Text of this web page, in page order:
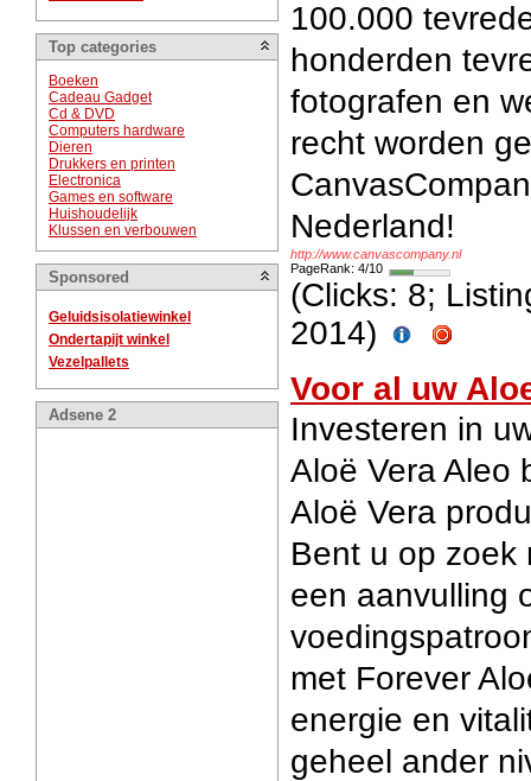
Top categories
Boeken
Cadeau Gadget
Cd & DVD
Computers hardware
Dieren
Drukkers en printen
Electronica
Games en software
Huishoudelijk
Klussen en verbouwen
Sponsored
Geluidsisolatiewinkel
Ondertapijt winkel
Vezelpallets
Adsene 2
100.000
honderden
fotografen en
recht worden
Nederland!
http://www.canvascompany.nl
PageRank: 4/10
(Clicks: 8;
2014)
Voor al uw
Investeren in
Aloë Vera Aleo
Aloë Vera
Bent u op zoek
een aanvulling
met Forever
energie en
geheel ander